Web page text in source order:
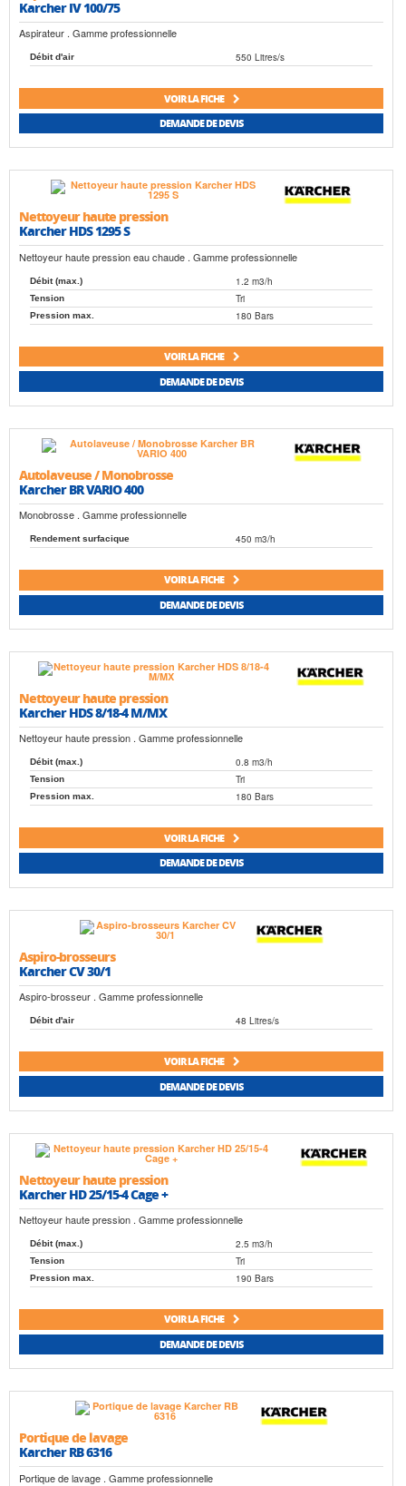
Karcher IV 100/75
Aspirateur . Gamme professionnelle
Débit d'air 550 Litres/s
VOIR LA FICHE
DEMANDE DE DEVIS
Nettoyeur haute pression
Karcher HDS 1295 S
Nettoyeur haute pression eau chaude . Gamme professionnelle
Débit (max.) 1.2 m3/h
Tension Tri
Pression max. 180 Bars
VOIR LA FICHE
DEMANDE DE DEVIS
Autolaveuse / Monobrosse
Karcher BR VARIO 400
Monobrosse . Gamme professionnelle
Rendement surfacique 450 m3/h
VOIR LA FICHE
DEMANDE DE DEVIS
Nettoyeur haute pression
Karcher HDS 8/18-4 M/MX
Nettoyeur haute pression . Gamme professionnelle
Débit (max.) 0.8 m3/h
Tension Tri
Pression max. 180 Bars
VOIR LA FICHE
DEMANDE DE DEVIS
Aspiro-brosseurs
Karcher CV 30/1
Aspiro-brosseur . Gamme professionnelle
Débit d'air 48 Litres/s
VOIR LA FICHE
DEMANDE DE DEVIS
Nettoyeur haute pression
Karcher HD 25/15-4 Cage +
Nettoyeur haute pression . Gamme professionnelle
Débit (max.) 2.5 m3/h
Tension Tri
Pression max. 190 Bars
VOIR LA FICHE
DEMANDE DE DEVIS
Portique de lavage
Karcher RB 6316
Portique de lavage . Gamme professionnelle